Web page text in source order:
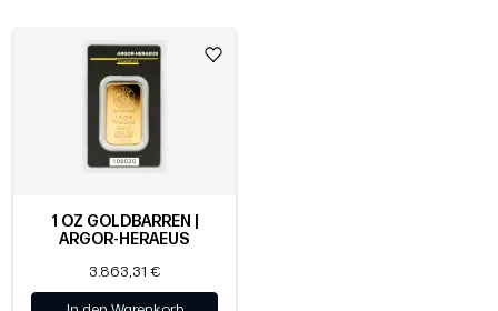
1 OZ GOLDBARREN |
ARGOR-HERAEUS
3.863,31 €